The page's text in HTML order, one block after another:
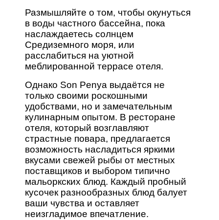
Размышляйте о том, чтобы окунуться
в воды частного бассейна, пока
наслаждаетесь солнцем
Средиземного моря, или
расслабиться на уютной
меблированной террасе отеля.
Однако Son Penya выдаётся не
только своими роскошными
удобствами, но и замечательным
кулинарным опытом. В ресторане
отеля, который возглавляют
страстные повара, предлагается
возможность насладиться яркими
вкусами свежей рыбы от местных
поставщиков и выбором типично
мальоркских блюд. Каждый пробный
кусочек разнообразных блюд балует
ваши чувства и оставляет
неизгладимое впечатление.